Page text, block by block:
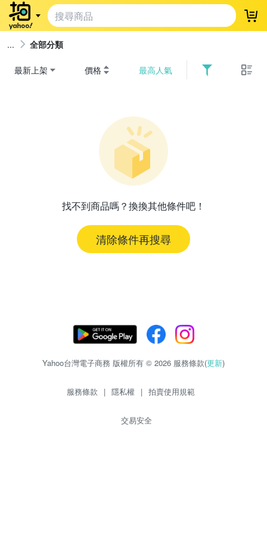
登
全部分類
最新上架 價格 最高人氣
找不到商品嗎？換換其他條件吧！
清除條件再搜尋
Yahoo台灣電子商務 版權所有 © 2026 服務條款(更新)
服務條款 | 隱私權 | 拍賣使用規範
交易安全